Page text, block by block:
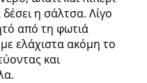
η σάλτσα. Λίγο
από τη φωτιά
ελάχιστα ακόμη το
και